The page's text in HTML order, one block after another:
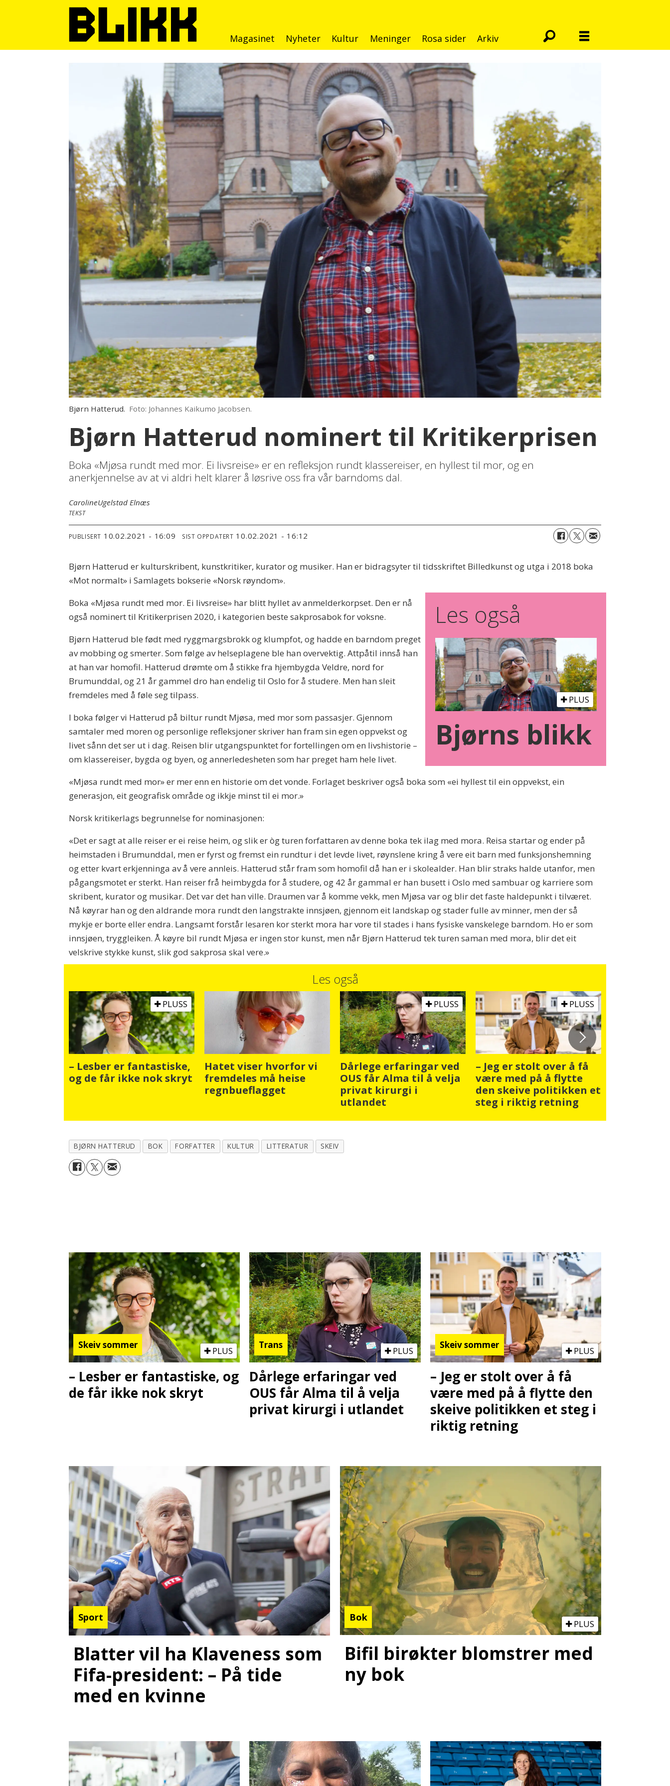
Magasinet Nyheter Kultur Meninger Rosa sider Arkiv
Bjørn Hatterud. Foto: Johannes Kaikumo Jacobsen.
Bjørn Hatterud nominert til Kritikerprisen
Boka «Mjøsa rundt med mor. Ei livsreise» er en refleksjon rundt klassereiser, en hyllest til mor, og en
anerkjennelse av at vi aldri helt klarer å løsrive oss fra vår barndoms dal.
CarolineUgelstad Elnæs
TEKST
PUBLISERT 10.02.2021 - 16:09 SIST OPPDATERT 10.02.2021 - 16:12
Bjørn Hatterud er kulturskribent, kunstkritiker, kurator og musiker. Han er bidragsyter til tidsskriftet Billedkunst og utga i 2018 boka
«Mot normalt» i Samlagets bokserie «Norsk røyndom».
Les også
PLUS
Bjørns blikk
Boka «Mjøsa rundt med mor. Ei livsreise» har blitt hyllet av anmelderkorpset. Den er nå
også nominert til Kritikerprisen 2020, i kategorien beste sakprosabok for voksne.
Bjørn Hatterud ble født med ryggmargsbrokk og klumpfot, og hadde en barndom preget
av mobbing og smerter. Som følge av helseplagene ble han overvektig. Attpåtil innså han
at han var homofil. Hatterud drømte om å stikke fra hjembygda Veldre, nord for
Brumunddal, og 21 år gammel dro han endelig til Oslo for å studere. Men han sleit
fremdeles med å føle seg tilpass.
I boka følger vi Hatterud på biltur rundt Mjøsa, med mor som passasjer. Gjennom
samtaler med moren og personlige refleksjoner skriver han fram sin egen oppvekst og
livet sånn det ser ut i dag. Reisen blir utgangspunktet for fortellingen om en livshistorie –
om klassereiser, bygda og byen, og annerledesheten som har preget ham hele livet.
«Mjøsa rundt med mor» er mer enn en historie om det vonde. Forlaget beskriver også boka som «ei hyllest til ein oppvekst, ein
generasjon, eit geografisk område og ikkje minst til ei mor.»
Norsk kritikerlags begrunnelse for nominasjonen:
«Det er sagt at alle reiser er ei reise heim, og slik er òg turen forfattaren av denne boka tek ilag med mora. Reisa startar og ender på
heimstaden i Brumunddal, men er fyrst og fremst ein rundtur i det levde livet, røynslene kring å vere eit barn med funksjonshemning
og etter kvart erkjenninga av å vere annleis. Hatterud står fram som homofil då han er i skolealder. Han blir straks halde utanfor, men
pågangsmotet er sterkt. Han reiser frå heimbygda for å studere, og 42 år gammal er han busett i Oslo med sambuar og karriere som
skribent, kurator og musikar. Det var det han ville. Draumen var å komme vekk, men Mjøsa var og blir det faste haldepunkt i tilværet.
Nå køyrar han og den aldrande mora rundt den langstrakte innsjøen, gjennom eit landskap og stader fulle av minner, men der så
mykje er borte eller endra. Langsamt forstår lesaren kor sterkt mora har vore til stades i hans fysiske vanskelege barndom. Ho er som
innsjøen, tryggleiken. Å køyre bil rundt Mjøsa er ingen stor kunst, men når Bjørn Hatterud tek turen saman med mora, blir det eit
velskrive stykke kunst, slik god sakprosa skal vere.»
Les også
PLUSS
– Lesber er fantastiske,
og de får ikke nok skryt
Hatet viser hvorfor vi
fremdeles må heise
regnbueflagget
PLUSS
Dårlege erfaringar ved
OUS får Alma til å velja
privat kirurgi i
utlandet
PLUSS
– Jeg er stolt over å få
være med på å flytte
den skeive politikken et
steg i riktig retning
BJØRN HATTERUD BOK FORFATTER KULTUR LITTERATUR SKEIV
Skeiv sommer
PLUS
– Lesber er fantastiske, og
de får ikke nok skryt
Trans
PLUS
Dårlege erfaringar ved
OUS får Alma til å velja
privat kirurgi i utlandet
Skeiv sommer
PLUS
– Jeg er stolt over å få
være med på å flytte den
skeive politikken et steg i
riktig retning
Sport
Blatter vil ha Klaveness som
Fifa-president: – På tide
med en kvinne
Bok
PLUS
Bifil birøkter blomstrer med
ny bok